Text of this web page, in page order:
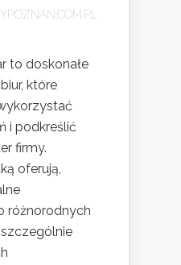
to doskonałe
które
i podkreślić
firmy.
oferują,
różnorodnych